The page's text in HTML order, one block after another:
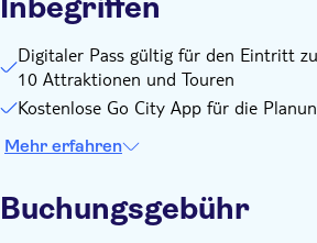
Digitaler Pass gültig für den Eintritt
10 Attraktionen und Touren
Kostenlose Go City App für die
Mehr erfahren
Buchungsgebühr